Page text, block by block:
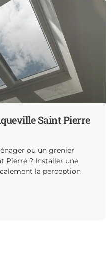
Saint Pierre
ou un grenier
Pierre ? Installer une
la perception